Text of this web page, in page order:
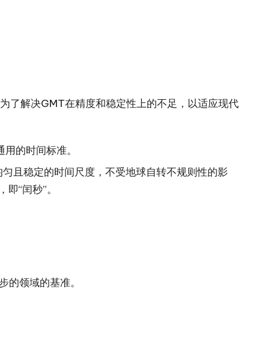
了解决GMT在精度和稳定性上的不足，以适应现代
的时间标准。
且稳定的时间尺度，不受地球自转不规则性的影
“闰秒”。
领域的基准。